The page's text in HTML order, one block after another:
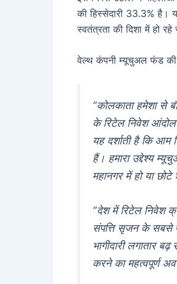
की हिस्सेदारी 33.3% है।
स्वतंत्रता की दिशा में हो
वेल्थ कंपनी म्यूचुअल फंड
“कोलकाता हमेशा से
के रिटेल निवेश
यह दर्शाती है कि आम
हैं। हमारा उद्देश्य
महानगर में हो या
“देश में रिटेल निवेश
संपत्ति सृजन के सबसे
भागीदारी लगातार
करने का महत्वपूर्ण